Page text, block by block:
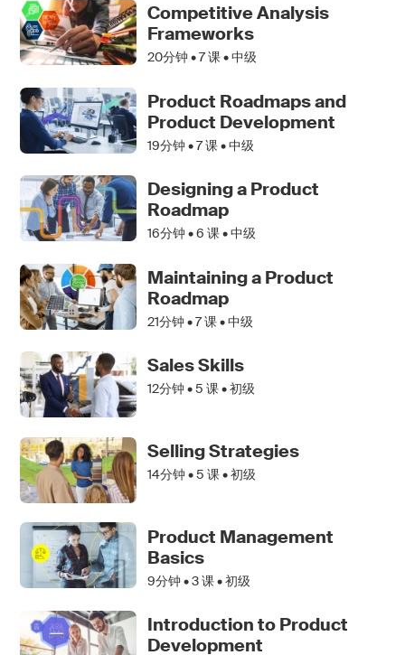
Competitive Analysis
Frameworks
20分钟 •7课 • 中级
Product Roadmaps and
Product Development
19分钟 •7课 • 中级
Designing a Product
Roadmap
16分钟 •6 课 • 中级
Maintaining a Product
Roadmap
21分钟 •7课 • 中级
Sales Skills
12分钟 •5 课 • 初级
Selling Strategies
14分钟 •5 课 • 初级
Product Management
Basics
9分钟 •3课 • 初级
Introduction to Product
Development